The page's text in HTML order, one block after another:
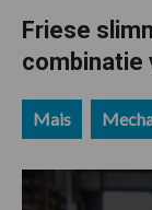
Friese
combinatie
Mais